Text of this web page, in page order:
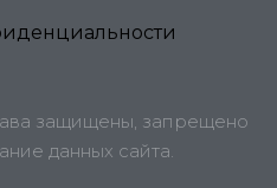
защищены, запрещено
данных сайта.